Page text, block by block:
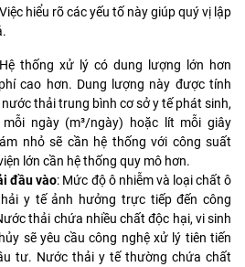
hiểu rõ các yếu tố này giúp quý vị lập
thống xử lý có dung lượng lớn hơn
cao hơn. Dung lượng này được tính
thải trung bình cơ sở y tế phát sinh,
ngày (m³/ngày) hoặc lít mỗi giây
nhỏ sẽ cần hệ thống với công suất
lớn cần hệ thống quy mô hơn.
đầu vào: Mức độ ô nhiễm và loại chất ô
y tế ảnh hưởng trực tiếp đến công
thải chứa nhiều chất độc hại, vi sinh
sẽ yêu cầu công nghệ xử lý tiên tiến
tư. Nước thải y tế thường chứa chất